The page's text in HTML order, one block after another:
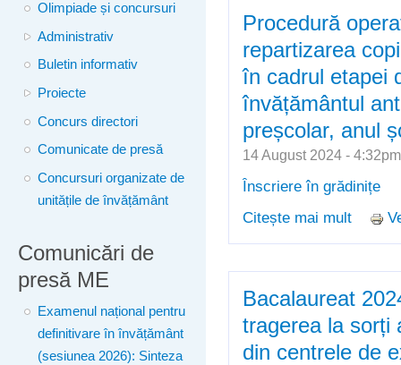
Olimpiade și concursuri
Administrativ
Buletin informativ
Proiecte
Concurs directori
Comunicate de presă
Concursuri organizate de
unitățile de învățământ
Comunicări de
presă ME
Examenul național pentru
definitivare în învățământ
(sesiunea 2026): Sinteza
Procedură
repartizarea
în cadrul etapei
învățământul
preșcolar, anul
14 August 2024 -
Înscriere în grădinițe
Citește mai mult
Bacalaureat
tragerea la sorți
din centrele de